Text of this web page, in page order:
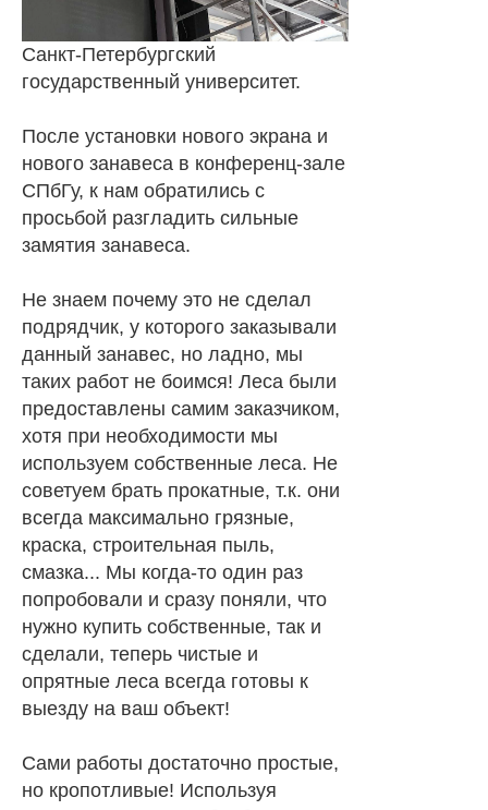
Санкт-Петербургский
государственный университет.
После установки нового экрана и
нового занавеса в конференц-зале
СПбГу, к нам обратились с
просьбой разгладить сильные
замятия занавеса.
Не знаем почему это не сделал
подрядчик, у которого заказывали
данный занавес, но ладно, мы
таких работ не боимся! Леса были
предоставлены самим заказчиком,
хотя при необходимости мы
используем собственные леса. Не
советуем брать прокатные, т.к. они
всегда максимально грязные,
краска, строительная пыль,
смазка... Мы когда-то один раз
попробовали и сразу поняли, что
нужно купить собственные, так и
сделали, теперь чистые и
опрятные леса всегда готовы к
выезду на ваш объект!
Сами работы достаточно простые,
но кропотливые! Используя